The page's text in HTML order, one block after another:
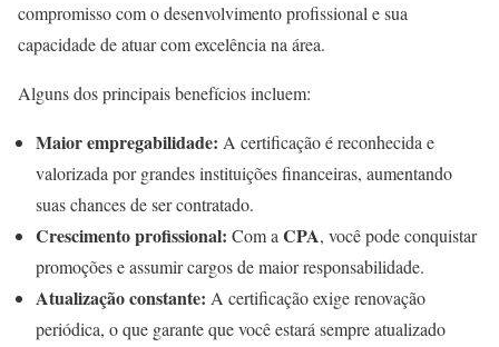
compromisso com o desenvolvimento profissional e sua
capacidade de atuar com excelência na área.
Alguns dos principais benefícios incluem:
Maior empregabilidade: A certificação é reconhecida e
valorizada por grandes instituições financeiras, aumentando
suas chances de ser contratado.
Crescimento profissional: Com a CPA, você pode conquistar
promoções e assumir cargos de maior responsabilidade.
Atualização constante: A certificação exige renovação
periódica, o que garante que você estará sempre atualizado